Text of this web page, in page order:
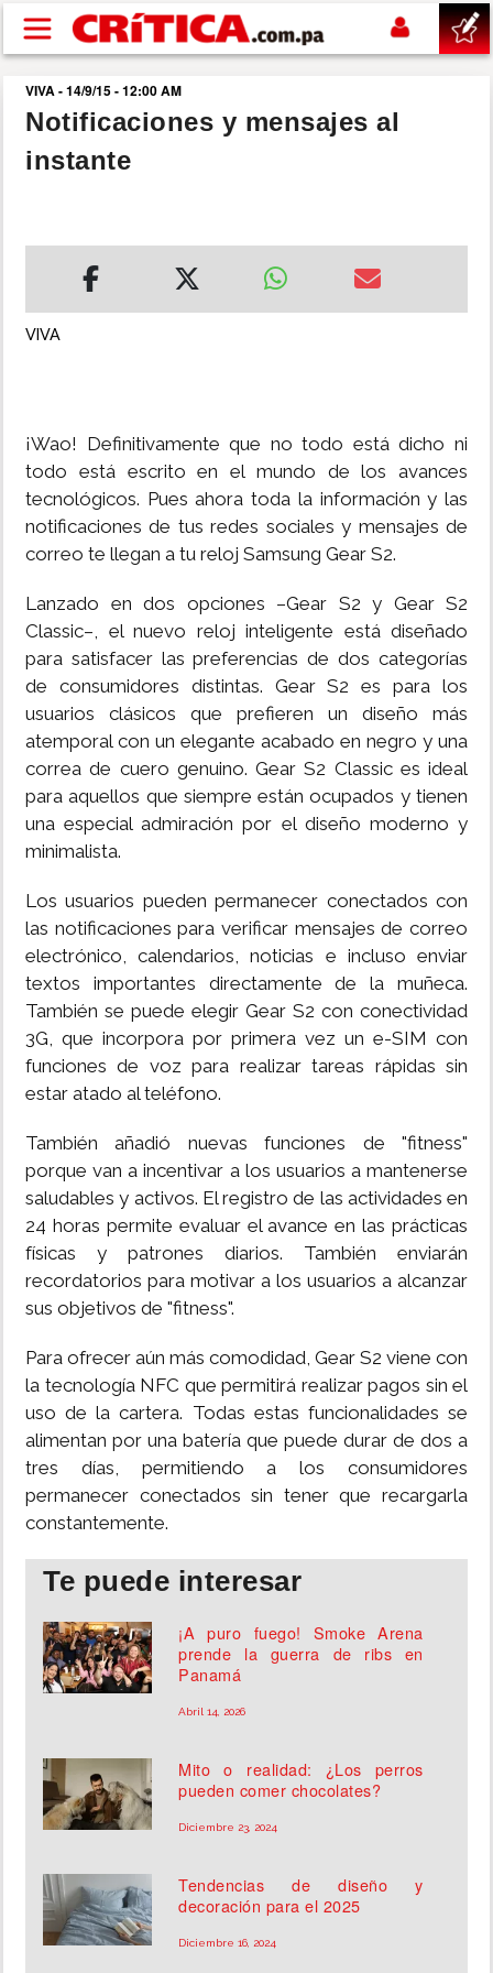
Pasar al contenido principal
buscar
SUCESOS
POLÍTICA
SHOW
MUNDO
INSÓLITAS
MULTIMEDIA
IMPRESO
VIVA - 14/9/15 - 12:00 AM
Notificaciones y mensajes al
instante
VIVA
¡Wao! Definitivamente que no todo está dicho ni
todo está escrito en el mundo de los avances
tecnológicos. Pues ahora toda la información y las
notificaciones de tus redes sociales y mensajes de
correo te llegan a tu reloj Samsung Gear S2.
Lanzado en dos opciones –Gear S2 y Gear S2
Classic–, el nuevo reloj inteligente está diseñado
para satisfacer las preferencias de dos categorías
de consumidores distintas. Gear S2 es para los
usuarios clásicos que prefieren un diseño más
atemporal con un elegante acabado en negro y una
correa de cuero genuino. Gear S2 Classic es ideal
para aquellos que siempre están ocupados y tienen
una especial admiración por el diseño moderno y
minimalista.
Los usuarios pueden permanecer conectados con
las notificaciones para verificar mensajes de correo
electrónico, calendarios, noticias e incluso enviar
textos importantes directamente de la muñeca.
También se puede elegir Gear S2 con conectividad
3G, que incorpora por primera vez un e-SIM con
funciones de voz para realizar tareas rápidas sin
estar atado al teléfono.
También añadió nuevas funciones de "fitness"
porque van a incentivar a los usuarios a mantenerse
saludables y activos. El registro de las actividades en
24 horas permite evaluar el avance en las prácticas
físicas y patrones diarios. También enviarán
recordatorios para motivar a los usuarios a alcanzar
sus objetivos de "fitness".
Para ofrecer aún más comodidad, Gear S2 viene con
la tecnología NFC que permitirá realizar pagos sin el
uso de la cartera. Todas estas funcionalidades se
alimentan por una batería que puede durar de dos a
tres días, permitiendo a los consumidores
permanecer conectados sin tener que recargarla
constantemente.
Te puede interesar
¡A puro fuego! Smoke Arena
prende la guerra de ribs en
Panamá
Abril 14, 2026
Mito o realidad: ¿Los perros
pueden comer chocolates?
Diciembre 23, 2024
Tendencias de diseño y
decoración para el 2025
Diciembre 16, 2024